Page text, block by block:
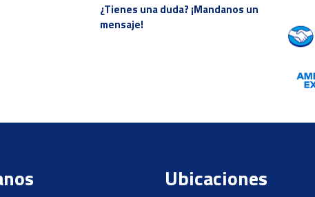
¿Tienes una duda? ¡Mandanos un
mensaje!
Ubicaciones